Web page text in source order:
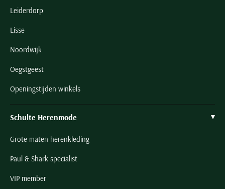
Leiderdorp
Lisse
Noordwijk
Oegstgeest
Openingstijden winkels
Schulte Herenmode
Grote maten herenkleding
Paul & Shark specialist
VIP member